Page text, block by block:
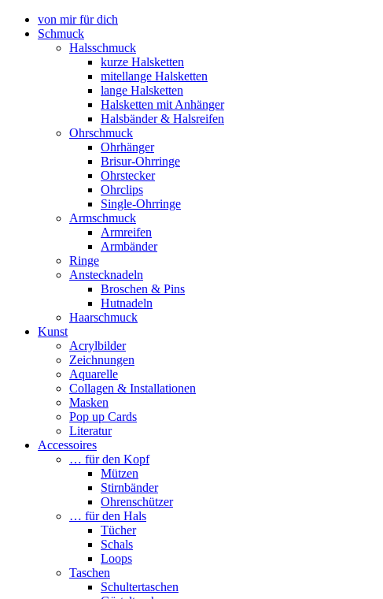
von mir für dich
Schmuck
Halsschmuck
kurze Halsketten
mitellange Halsketten
lange Halsketten
Halsketten mit Anhänger
Halsbänder & Halsreifen
Ohrschmuck
Ohrhänger
Brisur-Ohrringe
Ohrstecker
Ohrclips
Single-Ohrringe
Armschmuck
Armreifen
Armbänder
Ringe
Anstecknadeln
Broschen & Pins
Hutnadeln
Haarschmuck
Kunst
Acrylbilder
Zeichnungen
Aquarelle
Collagen & Installationen
Masken
Pop up Cards
Literatur
Accessoires
… für den Kopf
Mützen
Stirnbänder
Ohrenschützer
… für den Hals
Tücher
Schals
Loops
Taschen
Schultertaschen